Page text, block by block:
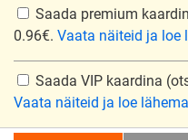
Saada premium
0.96€. Vaata näiteid ja loe
Saada VIP kaardina
Vaata näiteid ja loe